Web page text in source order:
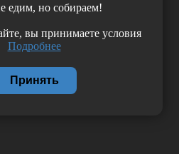
о пациентах.
побед!
едим, но собираем!
вы принимаете условия
Подробнее
Принять